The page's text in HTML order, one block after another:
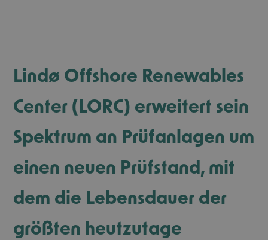
Lindø Offshore Renewables
Center (LORC) erweitert sein
Spektrum an Prüfanlagen um
einen neuen Prüfstand, mit
dem die Lebensdauer der
größten heutzutage